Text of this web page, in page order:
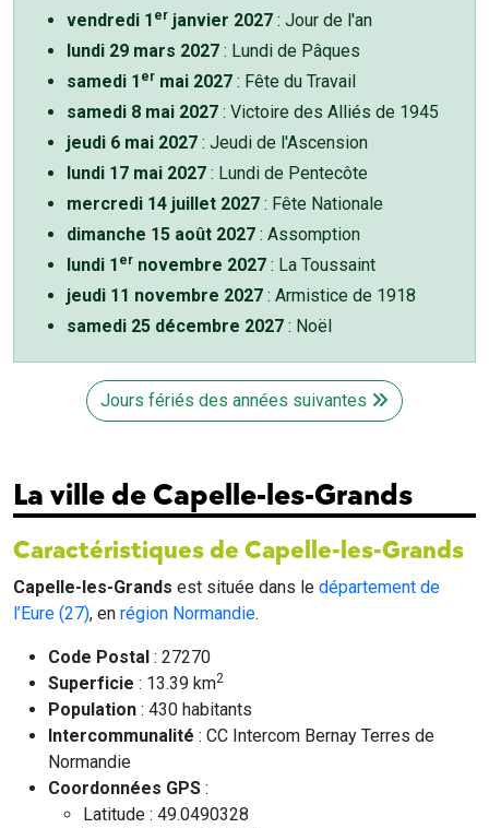
vendredi 1 er janvier 2027 : Jour de l'an
lundi 29 mars 2027 : Lundi de Pâques
samedi 1 er mai 2027 : Fête du Travail
samedi 8 mai 2027 : Victoire des Alliés de 1945
jeudi 6 mai 2027 : Jeudi de l'Ascension
lundi 17 mai 2027 : Lundi de Pentecôte
mercredi 14 juillet 2027 : Fête Nationale
dimanche 15 août 2027 : Assomption
lundi 1 er novembre 2027 : La Toussaint
jeudi 11 novembre 2027 : Armistice de 1918
samedi 25 décembre 2027 : Noël
Jours fériés des années suivantes
La ville de Capelle-les-Grands
Caractéristiques de Capelle-les-Grands
Capelle-les-Grands est située dans le département de
l’Eure (27), en région Normandie.
Code Postal : 27270
Superficie : 13.39 km2
Population : 430 habitants
Intercommunalité : CC Intercom Bernay Terres de
Normandie
Coordonnées GPS :
Latitude : 49.0490328